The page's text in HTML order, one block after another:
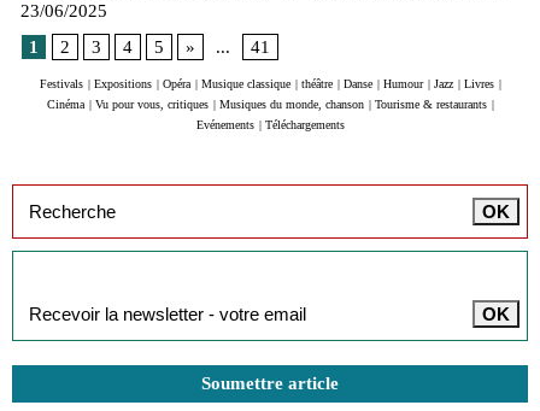
23/06/2025
1
2 3 4 5 » ... 41
Festivals | Expositions | Opéra | Musique classique | théâtre | Danse | Humour | Jazz | Livres |
Cinéma | Vu pour vous, critiques | Musiques du monde, chanson | Tourisme & restaurants |
Evénements | Téléchargements
Soumettre article